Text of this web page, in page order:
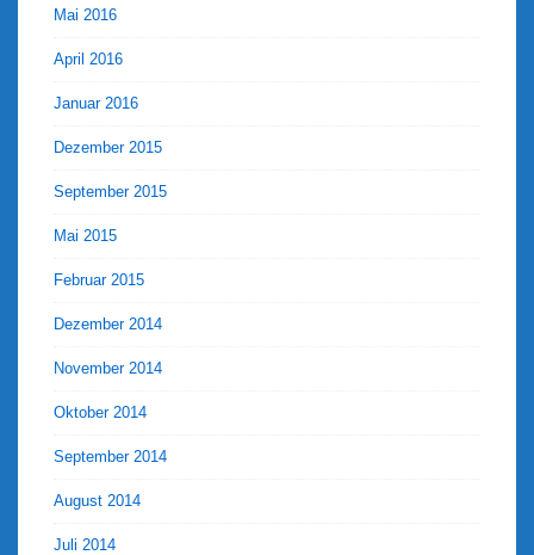
Mai 2016
April 2016
Januar 2016
Dezember 2015
September 2015
Mai 2015
Februar 2015
Dezember 2014
November 2014
Oktober 2014
September 2014
August 2014
Juli 2014